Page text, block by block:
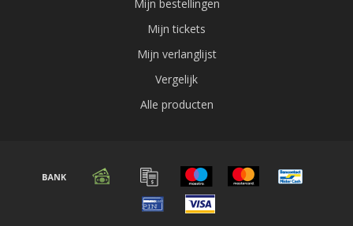
Mijn bestellingen
Mijn tickets
Mijn verlanglijst
Vergelijk
Alle producten